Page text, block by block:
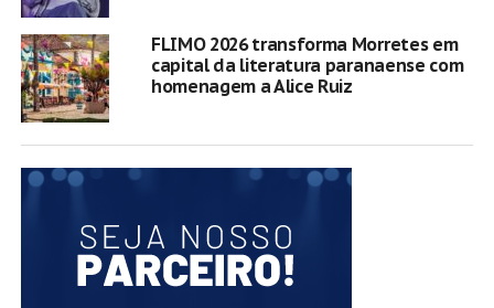
FLIMO 2026 transforma Morretes em
capital da literatura paranaense com
homenagem a Alice Ruiz